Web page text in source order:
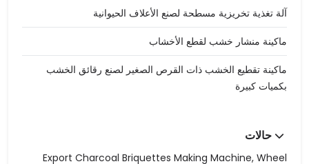
آلة تغذية تخريزية مسطحة لصنع الأعلاف الحيوانية
ماكينة منشار خشب لقطع الأخشاب
ماكينة تقطيع الخشب ذات القرص الصغير لصنع رقائق الخشب
بكميات كبيرة
حالات
Export Charcoal Briquettes Making Machine, Wheel